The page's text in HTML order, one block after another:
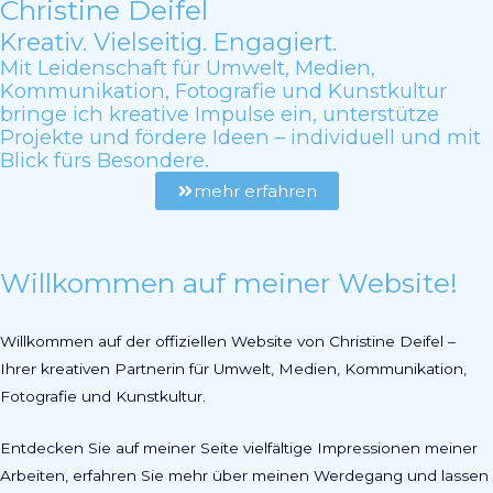
Christine Deifel
Kreativ. Vielseitig. Engagiert.
Mit Leidenschaft für Umwelt, Medien,
Kommunikation, Fotografie und Kunstkultur
bringe ich kreative Impulse ein, unterstütze
Projekte und fördere Ideen – individuell und mit
Blick fürs Besondere.
mehr erfahren
Willkommen auf meiner Website!
Willkommen auf der offiziellen Website von Christine Deifel –
Ihrer kreativen Partnerin für Umwelt, Medien, Kommunikation,
Fotografie und Kunstkultur.
Entdecken Sie auf meiner Seite vielfältige Impressionen meiner
Arbeiten, erfahren Sie mehr über meinen Werdegang und lassen